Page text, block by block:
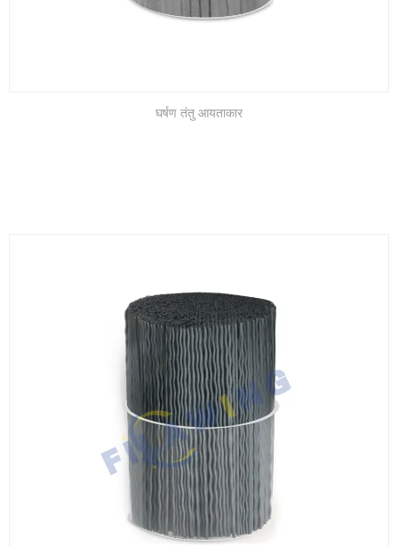
घर्षण तंतु आयताकार